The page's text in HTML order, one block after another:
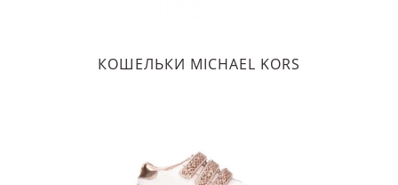
КОШЕЛЬКИ MICHAEL KORS